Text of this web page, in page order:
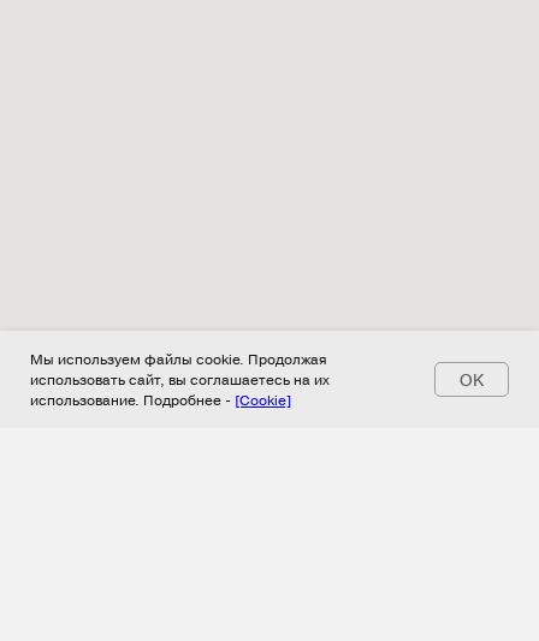
Мы используем файлы cookie. Продолжая
использовать сайт, вы соглашаетесь на их
использование. Подробнее - [Cookie]
OK